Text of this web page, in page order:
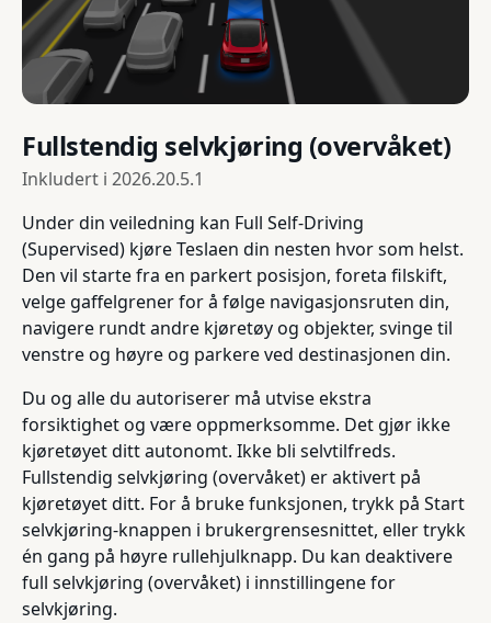
Fullstendig selvkjøring (overvåket)
Inkludert i 2026.20.5.1
Under din veiledning kan Full Self-Driving
(Supervised) kjøre Teslaen din nesten hvor som helst.
Den vil starte fra en parkert posisjon, foreta filskift,
velge gaffelgrener for å følge navigasjonsruten din,
navigere rundt andre kjøretøy og objekter, svinge til
venstre og høyre og parkere ved destinasjonen din.
Du og alle du autoriserer må utvise ekstra
forsiktighet og være oppmerksomme. Det gjør ikke
kjøretøyet ditt autonomt. Ikke bli selvtilfreds.
Fullstendig selvkjøring (overvåket) er aktivert på
kjøretøyet ditt. For å bruke funksjonen, trykk på Start
selvkjøring-knappen i brukergrensesnittet, eller trykk
én gang på høyre rullehjulknapp. Du kan deaktivere
full selvkjøring (overvåket) i innstillingene for
selvkjøring.